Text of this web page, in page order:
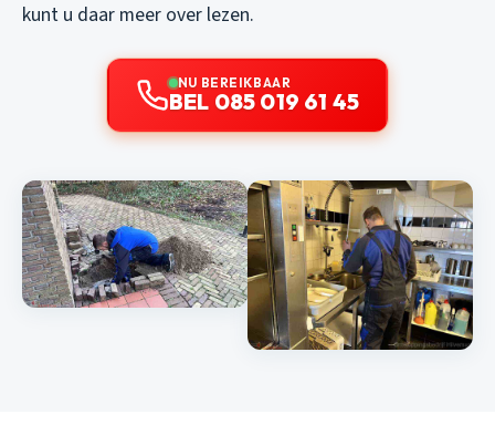
kunt u daar meer over lezen.
NU BEREIKBAAR
BEL 085 019 61 45